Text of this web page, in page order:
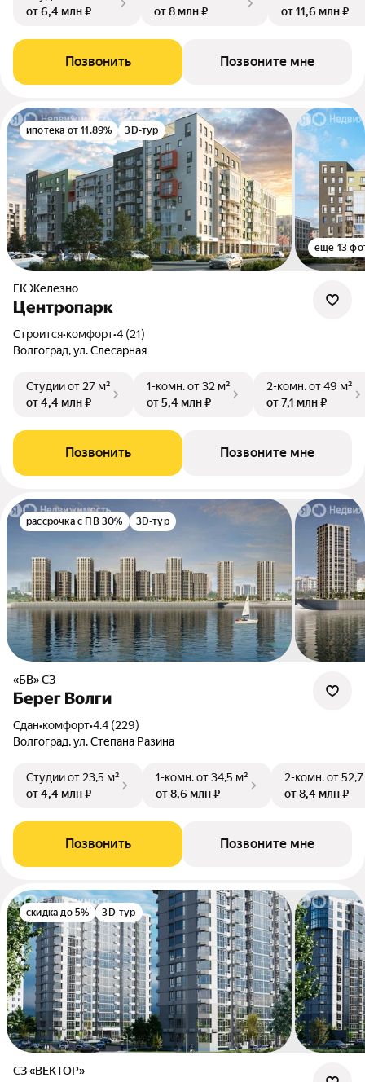
от 6,4 млн ₽
от 8 млн ₽
от 11,6 млн ₽
Позвонить Позвоните мне
ипотека от 11.89% 3D-тур
ещё 13
ГК Железно
Центропарк
Строится•комфорт•4 (21)
Волгоград, ул. Слесарная
Студииот 27 м²
от 4,4 млн ₽
1-комн.от 32 м²
от 5,4 млн ₽
2-комн.от 49 м²
от 7,1 млн ₽
Позвонить Позвоните мне
рассрочка с ПВ 30% 3D-тур
«БВ» СЗ
Берег Волги
Сдан•комфорт•4.4 (229)
Волгоград, ул. Степана Разина
Студииот 23,5 м²
от 4,4 млн ₽
1-комн.от 34,5 м²
от 8,6 млн ₽
2-комн.от
от 8,4 млн ₽
Позвонить Позвоните мне
скидка до 5% 3D-тур
СЗ «ВЕКТОР»